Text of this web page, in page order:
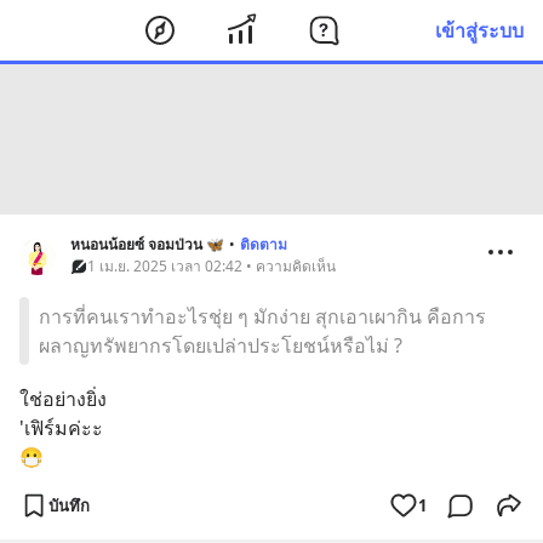
เข้าสู่ระบบ
หนอนน้อยซ์ จอมป่วน 🦋 • ติดตาม
1 เม.ย. 2025 เวลา 02:42 • ความคิดเห็น
การที่คนเราทำอะไรชุ่ย ๆ มักง่าย สุกเอาเผากิน คือการ
ผลาญทรัพยากรโดยเปล่าประโยชน์หรือไม่ ?
ใช่อย่างยิ่ง
'เฟิร์มค่ะะ
😷
บันทึก 1